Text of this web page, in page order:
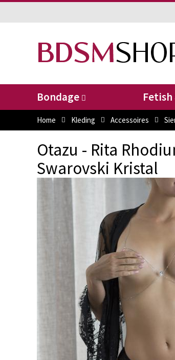
Bondage Fetish
Home Kleding Accessoires
Otazu - Rita
Swarovski Kristal